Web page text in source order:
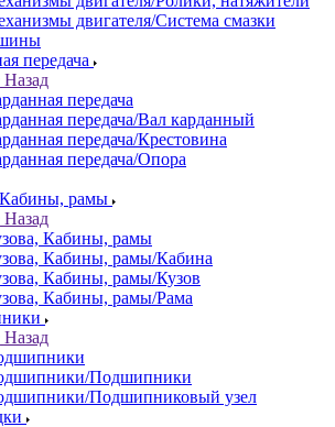
двигателя/Система смазки
передача
Назад
передача
передача/Вал карданный
передача/Крестовина
передача/Опора
рамы
Назад
Кабины, рамы
Кабины, рамы/Кабина
Кабины, рамы/Кузов
Кабины, рамы/Рама
Назад
Подшипники
Подшипниковый узел